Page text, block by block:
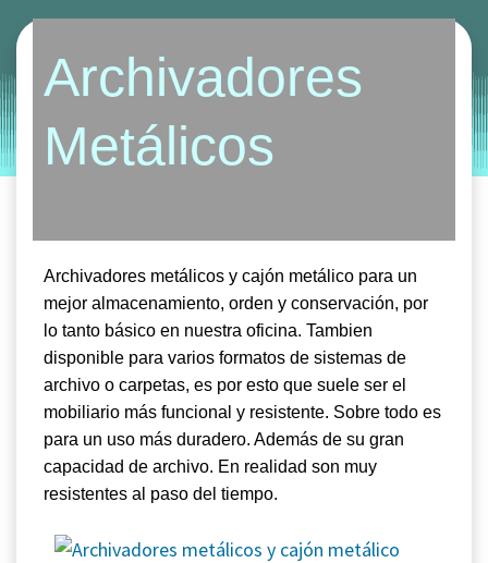
by Entorno | on abril 26, 2019
Archivadores
Metálicos
Archivadores metálicos y cajón metálico para un
mejor almacenamiento, orden y conservación, por
lo tanto básico en nuestra oficina. Tambien
disponible para varios formatos de sistemas de
archivo o carpetas, es por esto que suele ser el
mobiliario más funcional y resistente. Sobre todo es
para un uso más duradero. Además de su gran
capacidad de archivo. En realidad son muy
resistentes al paso del tiempo.